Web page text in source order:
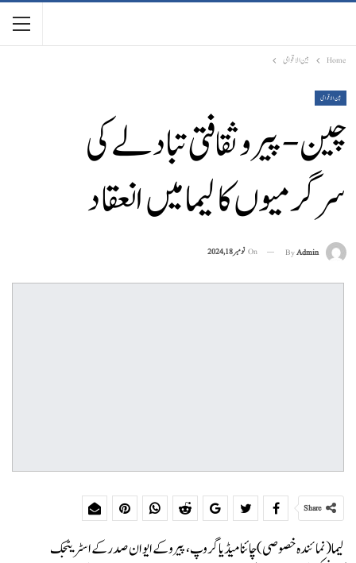
Home بین الاقوامی
بین الاقوامی
چین-پیرو ثقافتی تبادلے کی
سرگرمیوں کا لیما میں انعقاد
ByAdmin
On نومبر 18, 2024
Share
لیما (نمائندہ خصوصی) چائنا میڈیا گروپ ، پیرو کے ایوان صدر کے اسٹریٹجک